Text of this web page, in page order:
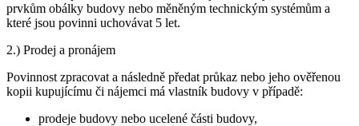
prvkům obálky budovy nebo měněným technickým systémům a
které jsou povinni uchovávat 5 let.
2.) Prodej a pronájem
Povinnost zpracovat a následně předat průkaz nebo jeho ověřenou
kopii kupujícímu či nájemci má vlastník budovy v případě:
prodeje budovy nebo ucelené části budovy,